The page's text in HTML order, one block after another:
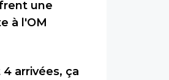
une
à l'OM
arrivées, ça